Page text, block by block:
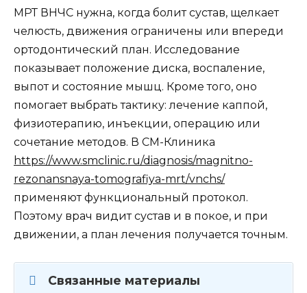
МРТ ВНЧС нужна, когда болит сустав, щелкает
челюсть, движения ограничены или впереди
ортодонтический план. Исследование
показывает положение диска, воспаление,
выпот и состояние мышц. Кроме того, оно
помогает выбрать тактику: лечение каппой,
физиотерапию, инъекции, операцию или
сочетание методов. В СМ-Клиника
https://www.smclinic.ru/diagnosis/magnitno-
rezonansnaya-tomografiya-mrt/vnchs/
применяют функциональный протокол.
Поэтому врач видит сустав и в покое, и при
движении, а план лечения получается точным.
Связанные материалы